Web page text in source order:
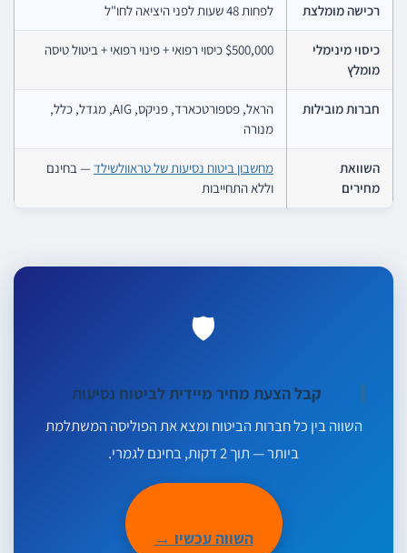
רכישה מומלצת לפחות 48 שעות לפני היציאה לחו"ל
כיסוי מינימלי
מומלץ
$500,000 כיסוי רפואי + פינוי רפואי + ביטול טיסה
חברות מובילות
הראל, פספורטכארד, פניקס, AIG, מגדל, כלל,
מנורה
השוואת
מחירים
מחשבון ביטוח נסיעות של טראוולשילד— בחינם
וללא התחייבות
🛡️
קבל הצעת מחיר מיידית לביטוח נסיעות
השווה בין כל חברות הביטוח ומצא את הפוליסה המשתלמת
ביותר — תוך 2 דקות, בחינם לגמרי.
השווה עכשיו →